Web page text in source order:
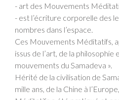
- art des Mouvements
- est l’écriture corporelle des
nombres dans l’espace.
Ces Mouvements Méditatifs,
issus de l’art, de la philosophie
mouvements du Samadeva ».
Hérité de la civilisation de
mille ans, de la Chine à